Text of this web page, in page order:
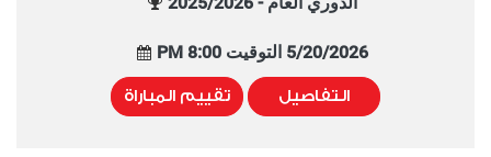
5/20/2026 التوقيت 8:00 PM
التفاصيل تقييم المباراة